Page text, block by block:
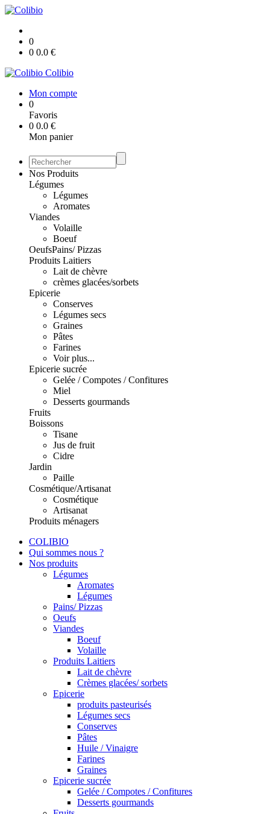
0
0 0.0 €
Colibio
Mon compte
0
Favoris
0 0.0 €
Mon panier
Nos Produits
Légumes
Légumes
Aromates
Viandes
Volaille
Boeuf
OeufsPains/ Pizzas
Produits Laitiers
Lait de chèvre
crèmes glacées/sorbets
Epicerie
Conserves
Légumes secs
Graines
Pâtes
Farines
Voir plus...
Epicerie sucrée
Gelée / Compotes / Confitures
Miel
Desserts gourmands
Fruits
Boissons
Tisane
Jus de fruit
Cidre
Jardin
Paille
Cosmétique/Artisanat
Cosmétique
Artisanat
Produits ménagers
COLIBIO
Qui sommes nous ?
Nos produits
Légumes
Aromates
Légumes
Pains/ Pizzas
Oeufs
Viandes
Boeuf
Volaille
Produits Laitiers
Lait de chèvre
Crèmes glacées/ sorbets
Epicerie
produits pasteurisés
Légumes secs
Conserves
Pâtes
Huile / Vinaigre
Farines
Graines
Epicerie sucrée
Gelée / Compotes / Confitures
Desserts gourmands